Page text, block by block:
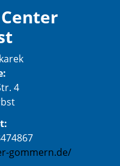
4
gommern.de/